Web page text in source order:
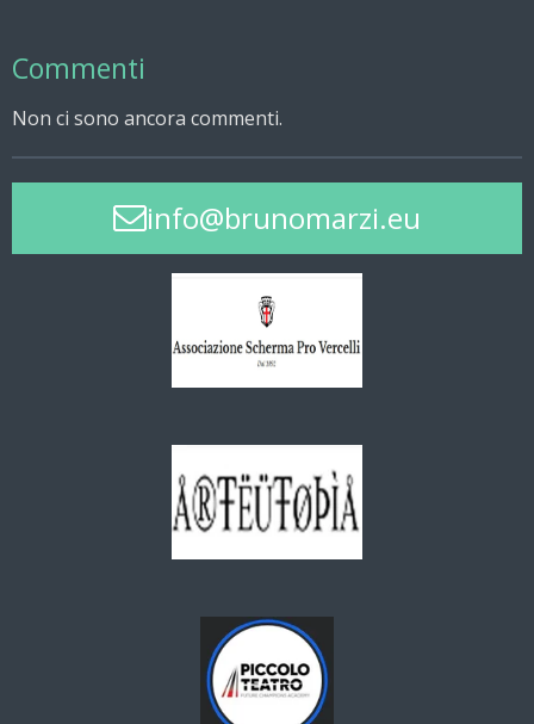
Commenti
Non ci sono ancora commenti.
info@brunomarzi.eu